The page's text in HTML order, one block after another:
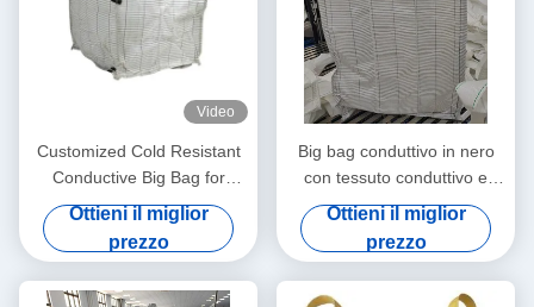
Video
Customized Cold Resistant
Conductive Big Bag for
Supply Chain Management
Ottieni il miglior
prezzo
Big bag conduttivo in nero
con tessuto conduttivo e
resistenza superficiale
Ottieni il miglior
prezzo